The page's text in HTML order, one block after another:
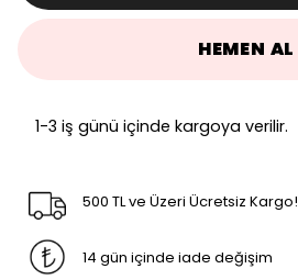
HEMEN AL
1-3 iş günü içinde kargoya verilir.
500 TL ve Üzeri Ücretsiz Kargo!
14 gün içinde iade değişim